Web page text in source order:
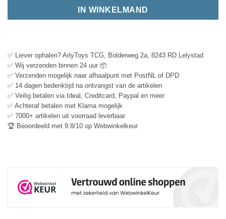
IN WINKELMAND
✅ Liever ophalen? ArlyToys TCG, Bolderweg 2a, 8243 RD Lelystad
✅ Wij verzenden binnen 24 uur 📦
✅ Verzenden mogelijk naar afhaalpunt met PostNL of DPD
✅ 14 dagen bedenktijd na ontvangst van de artikelen
✅ Veilig betalen via Ideal, Creditcard, Paypal en meer
✅ Achteraf betalen met Klarna mogelijk
✅ 7000+ artikelen uit voorraad leverbaar
🏆 Beoordeeld met 9.8/10 op Webwinkelkeur